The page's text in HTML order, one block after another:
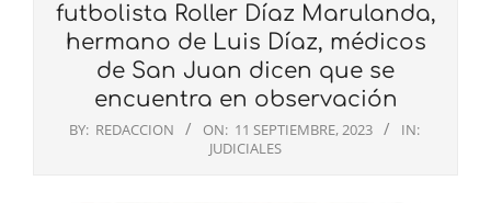
futbolista Roller Díaz Marulanda,
hermano de Luis Díaz, médicos
de San Juan dicen que se
encuentra en observación
BY: REDACCION ON: 11 SEPTIEMBRE, 2023
IN:
JUDICIALES